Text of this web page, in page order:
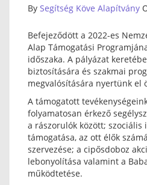
By Segítség Köve Alapítvány
Befejeződött a 2022-es
Alap Támogatási
időszaka. A pályázat
biztosítására és szakmai
megvalósítására nyertünk el
A támogatott
folyamatosan érkező
a rászorulók között; szociális
támogatása, az ott élők
szervezése; a cipősdoboz
lebonyolítása valamint a
működtetése.